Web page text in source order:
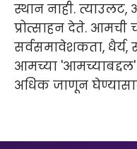
स्थान नाही.
प्रोत्साहन देते.
सर्वसमावेशकता,
आमच्या
अधिक जाणून